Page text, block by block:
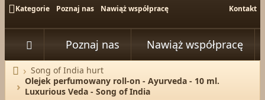
Kategorie Poznaj nas Nawiąż współpracę Kontakt
 Poznaj nas Nawiąż współpracę

Strona główna
Song of India hurt
Olejek perfumowany roll-on - Ayurveda - 10 ml.
Luxurious Veda - Song of India